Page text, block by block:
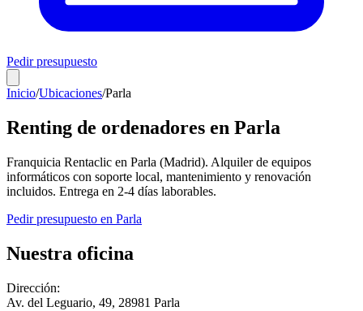
Pedir presupuesto
Inicio/Ubicaciones/Parla
Renting de ordenadores en Parla
Franquicia Rentaclic en Parla (Madrid). Alquiler de equipos
informáticos con soporte local, mantenimiento y renovación
incluidos. Entrega en 2-4 días laborables.
Pedir presupuesto en Parla
Nuestra oficina
Dirección:
Av. del Leguario, 49, 28981 Parla